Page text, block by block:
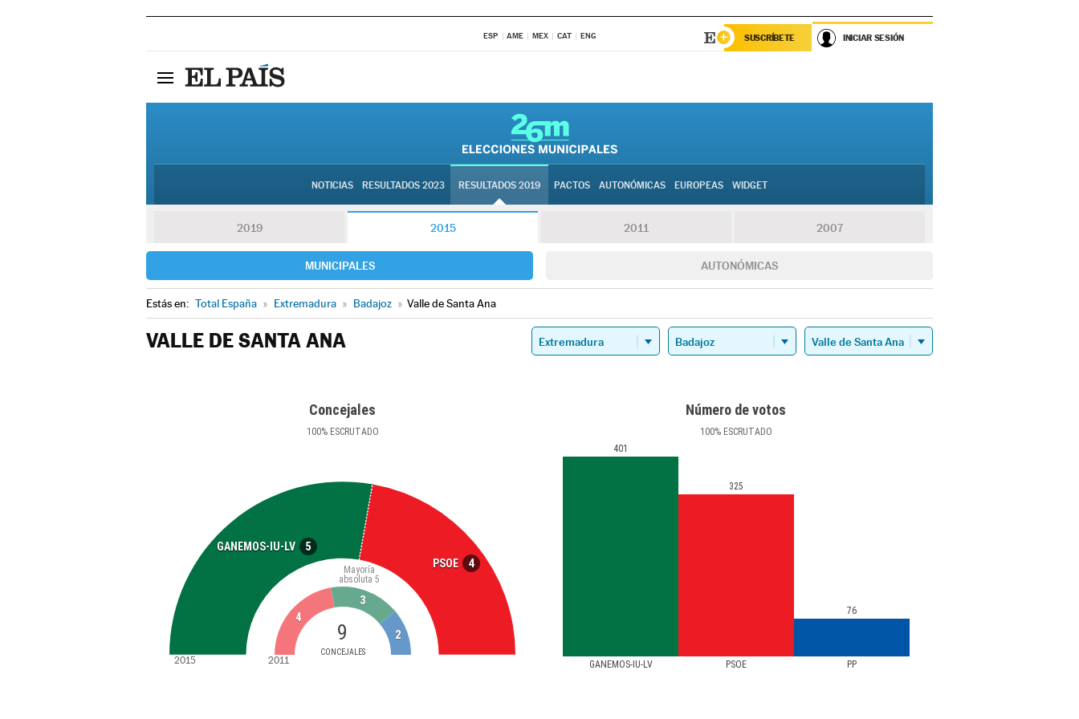
ESP AME MEX CAT ENG SUSCRÍBETE INICIAR SESIÓN
NOTICIAS RESULTADOS 2023 RESULTADOS 2019 PACTOS AUTONÓMICAS EUROPEAS WIDGET
2019 2015 2011 2007
MUNICIPALES AUTONÓMICAS
Estás en: Total España » Extremadura » Badajoz » Valle de Santa Ana
VALLE DE SANTA ANA
Concejales
100%ESCRUTADO
GANEMOS-IU-LV 5
PSOE 4
9
CONCEJALES
Mayoría
absoluta 5
4
3
2
2015 2011
Número de votos
100%ESCRUTADO
GANEMOS-IU-LV PSOE PP
401
325
76